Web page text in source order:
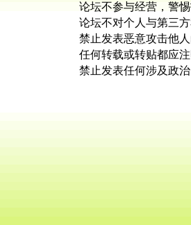
论坛不参与经营，警
论坛不对个人与第三
禁止发表恶意攻击他人
任何转载或转贴都应
禁止发表任何涉及政